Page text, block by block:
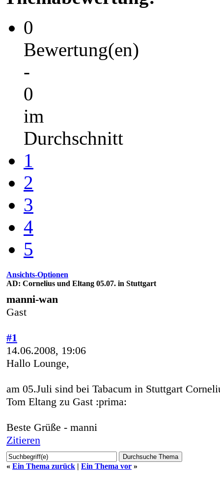
0
Bewertung(en)
-
0
im
Durchschnitt
1
2
3
4
5
Ansichts-Optionen
AD: Cornelius und Eltang 05.07. in Stuttgart
manni-wan
Gast
#1
14.06.2008, 19:06
Hallo Lounge,
am 05.Juli sind bei Tabacum in Stuttgart
Tom Eltang zu Gast :prima:
Beste Grüße - manni
Zitieren
« Ein Thema zurück | Ein Thema vor »